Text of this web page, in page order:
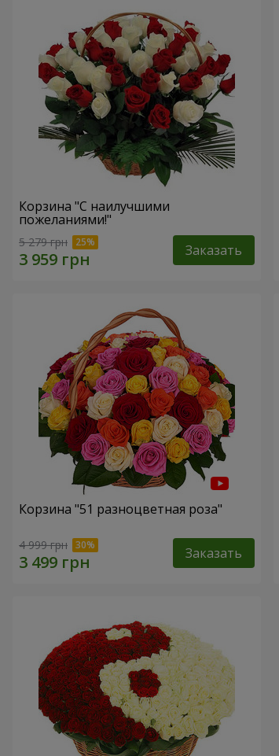
Корзина "С наилучшими
пожеланиями!"
5 279 грн Заказать
Корзина "51 разноцветная роза"
4 999 грн Заказать